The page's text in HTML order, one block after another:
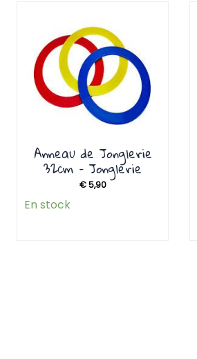
Anneau de Jonglerie
32cm – Jonglerie
€5,90
En stock